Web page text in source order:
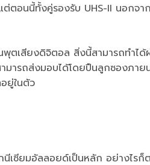
ต่ตอนนี้ทั้งคู่รองรับ UHS-II นอกจ
พุตเสียงดิจิตอล สิ่งนี้สามารถทำ
ารถส่งมอบได้โดยปืนลูกซองภาย
ยู่ในตัว
เซียมอัลลอยด์เป็นหลัก อย่างไร